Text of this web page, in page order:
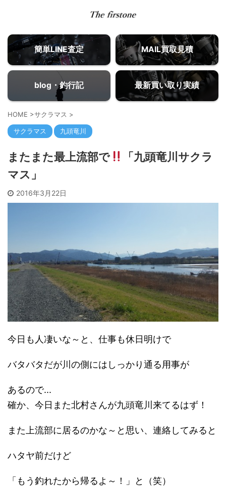
簡単LINE査定 MAIL買取見積
blog・釣行記 最新買い取り実績
HOME >サクラマス >
サクラマス 九頭竜川
またまた最上流部で
「九頭竜川サクラ
マス」
2016年3月22日
今日も人凄いな～と、仕事も休日明けで
バタバタだが川の側にはしっかり通る用事が
あるので...
確か、今日また北村さんが九頭竜川来てるはず！
また上流部に居るのかな～と思い、連絡してみると
ハタヤ前だけど
「もう釣れたから帰るよ～！」と（笑）